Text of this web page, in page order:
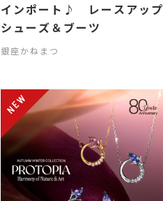
インポート♪ レースアップ
シューズ＆ブーツ
銀座かねまつ